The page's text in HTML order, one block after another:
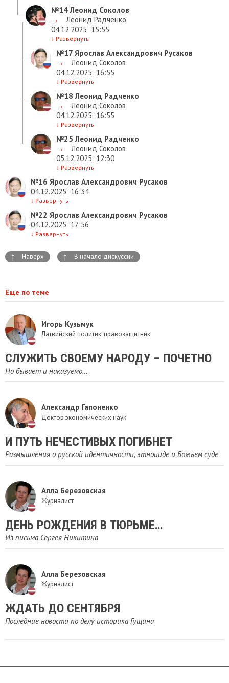
№14Леонид Соколов
→
Леонид Радченко
04.12.2025 15:55
↓ Развернуть
№17 Ярослав Александрович Русаков
→
Леонид Соколов
04.12.2025 16:55
↓ Развернуть
№18 Леонид Радченко
→
Леонид Соколов
04.12.2025 16:55
↓ Развернуть
№25 Леонид Радченко
→
Леонид Соколов
05.12.2025 12:30
↓ Развернуть
№16 Ярослав Александрович Русаков
04.12.2025 16:34
↓ Развернуть
№22 Ярослав Александрович Русаков
04.12.2025 17:56
↓ Развернуть
↑ Наверх ↑ В начало дискуссии
Еще по теме
Игорь Кузьмук
Латвийский политик, правозащитник
СЛУЖИТЬ СВОЕМУ НАРОДУ – ПОЧЕТНО
Но бывает и наказуемо…
Александр Гапоненко
Доктор экономических наук
И ПУТЬ НЕЧЕСТИВЫХ ПОГИБНЕТ
Размышления о русской идентичности, этноциде и Божьем суде
Алла Березовская
Журналист
ДЕНЬ РОЖДЕНИЯ В ТЮРЬМЕ…
Из письма Сергея Никитина
Алла Березовская
Журналист
ЖДАТЬ ДО СЕНТЯБРЯ
Последние новости по делу историка Гущина